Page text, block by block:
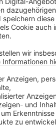
sich damit
Regel
wie Fieber,
und eben